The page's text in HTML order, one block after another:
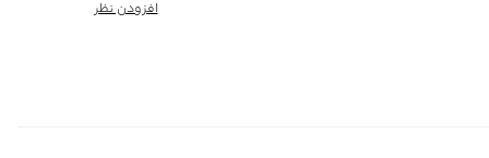
افزودن نظر